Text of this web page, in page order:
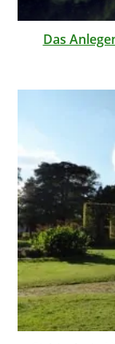
Das